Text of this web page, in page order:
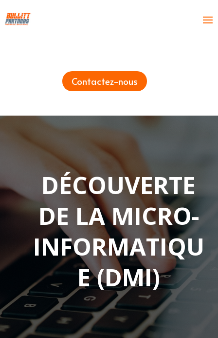
Contactez-nous
DÉCOUVERTE
DE LA MICRO-
INFORMATIQU
E (DMI)